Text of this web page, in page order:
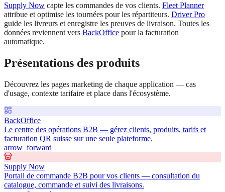
Supply Now capte les commandes de vos clients. Fleet Planner
attribue et optimise les tournées pour les répartiteurs. Driver Pro
guide les livreurs et enregistre les preuves de livraison. Toutes les
données reviennent vers BackOffice pour la facturation
automatique.
Présentations des produits
Découvrez les pages marketing de chaque application — cas
d'usage, contexte tarifaire et place dans l'écosystème.
BackOffice
Le centre des opérations B2B — gérez clients, produits, tarifs et
facturation QR suisse sur une seule plateforme.
arrow_forward
Supply Now
Portail de commande B2B pour vos clients — consultation du
catalogue, commande et suivi des livraisons.